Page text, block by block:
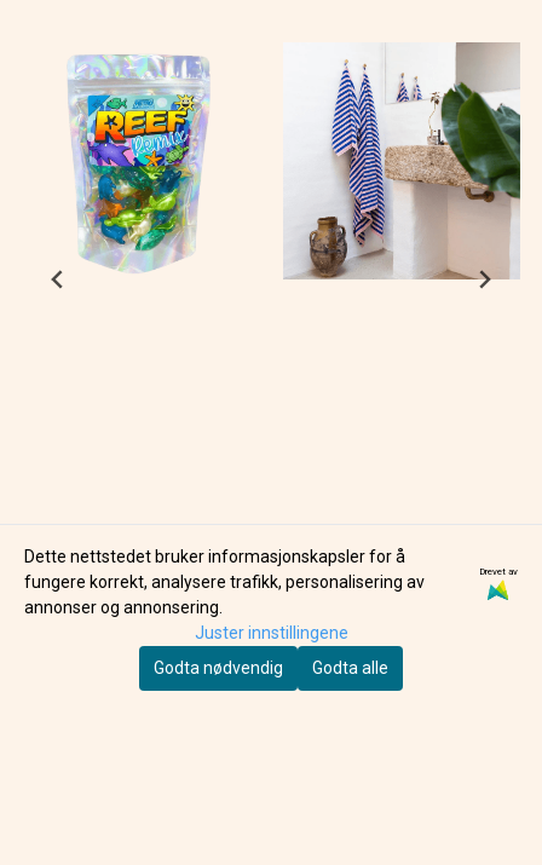
BARE BOUTIQUE
RETRO 90'S REEF
REMIX BADEPERLER
BONGUSTA
NARAM HÅNDKLE -
DAZZLING BLUE &
PINK
119,-
Dette nettstedet bruker informasjonskapsler for å
fungere korrekt, analysere trafikk, personalisering av
annonser og annonsering.
Drevet av
Juster innstillingene
Godta nødvendig
Godta alle